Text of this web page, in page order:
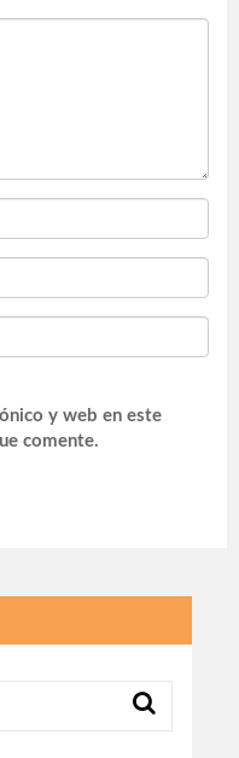
y web en este
comente.